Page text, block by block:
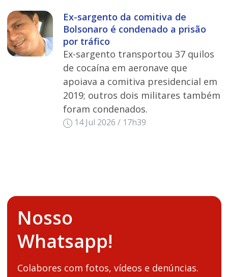
Ex-sargento da comitiva de
Bolsonaro é condenado a prisão
por tráfico
Ex-sargento transportou 37 quilos
de cocaína em aeronave que
apoiava a comitiva presidencial em
2019; outros dois militares também
foram condenados.
14 Jul 2026 / 17h39
Nosso
Whatsapp!
Colabores com fotos, vídeos e denúncias.